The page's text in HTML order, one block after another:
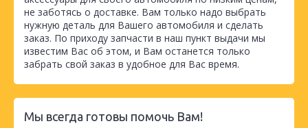
не заботясь о доставке. Вам только надо выбрать
нужную деталь для Вашего автомобиля и сделать
заказ. По приходу запчасти в наш пункт выдачи мы
известим Вас об этом, и Вам останется только
забрать свой заказ в удобное для Вас время.
Мы всегда готовы помочь Вам!